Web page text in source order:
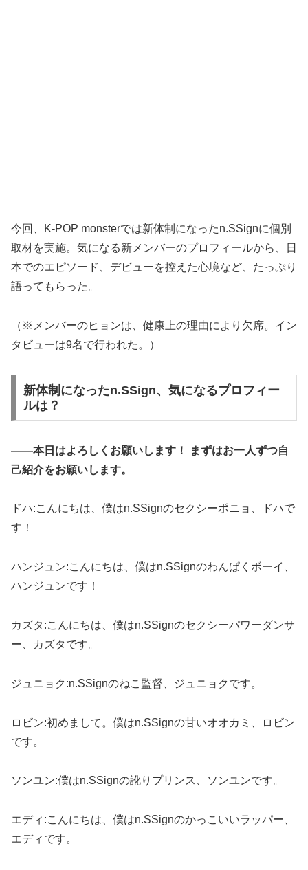
今回、K-POP monsterでは新体制になったn.SSignに個別
取材を実施。気になる新メンバーのプロフィールから、日
本でのエピソード、デビューを控えた心境など、たっぷり
語ってもらった。
（※メンバーのヒョンは、健康上の理由により欠席。イン
タビューは9名で行われた。）
新体制になったn.SSign、気になるプロフィー
ルは？
――本日はよろしくお願いします！ まずはお一人ずつ自
己紹介をお願いします。
ドハ:こんにちは、僕はn.SSignのセクシーポニョ、ドハで
す！
ハンジュン:こんにちは、僕はn.SSignのわんぱくボーイ、
ハンジュンです！
カズタ:こんにちは、僕はn.SSignのセクシーパワーダンサ
ー、カズタです。
ジュニョク:n.SSignのねこ監督、ジュニョクです。
ロビン:初めまして。僕はn.SSignの甘いオオカミ、ロビン
です。
ソンユン:僕はn.SSignの訛りプリンス、ソンユンです。
エディ:こんにちは、僕はn.SSignのかっこいいラッパー、
エディです。